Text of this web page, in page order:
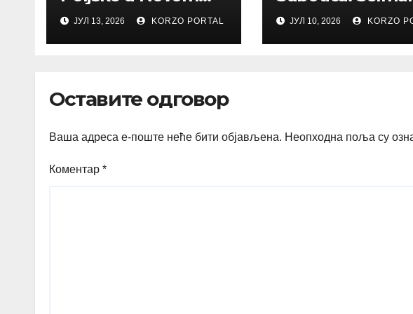
Sadu
ЈУЛ 13, 2026 KORZO PORTAL
Trtovac / Ja
umetnost
ЈУЛ 10, 2026 KORZO
Оставите одговор
Ваша адреса е-поште неће бити објављена. Неопходна поља су
Коментар *